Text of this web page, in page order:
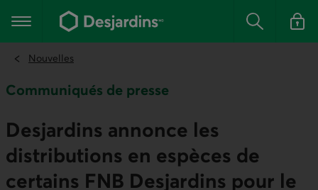
contenu
Menu principal Rechercher
Se
Nouvelles
Communiqués de presse
Desjardins annonce les
distributions en espèces de
certains FNB Desjardins pour le